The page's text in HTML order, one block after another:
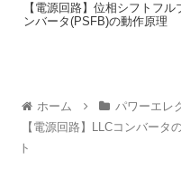
【電源回路】位相シフトフル
ンバータ(PSFB)の動作原理
ホーム パワーエレ
【電源回路】LLCコンバー
ト